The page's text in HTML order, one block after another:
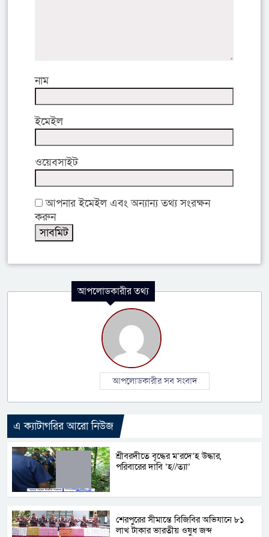
নাম
ইমেইল
ওয়েবসাইট
আপনার ইমেইল এবং অন্যান্য তথ্য সংরক্ষন
করুন
আপলোডকারীর তথ্য
আপলোডকারীর সব সংবাদ
এ ক্যাটাগরির আরো নিউজ
শ্রীবরদীতে বৃদ্ধের ম’রদে’হ উদ্ধার,
পরিবারের দাবি ‘হ//ত্যা’
শেরপুরের সীমান্তে বিজিবির অভিযানে ৮১
লাখ টাকার ভারতীয় ওষুধ জব্দ